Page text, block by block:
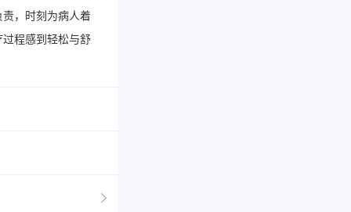
，时刻为病人着
程感到轻松与舒